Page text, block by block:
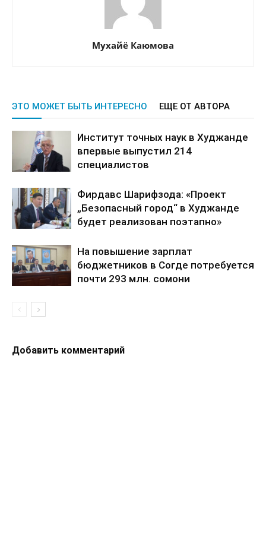
Мухайё Каюмова
ЭТО МОЖЕТ БЫТЬ ИНТЕРЕСНО ЕЩЕ ОТ АВТОРА
Институт точных наук в Худжанде
впервые выпустил 214
специалистов
Фирдавс Шарифзода: «Проект
„Безопасный город“ в Худжанде
будет реализован поэтапно»
На повышение зарплат
бюджетников в Согде потребуется
почти 293 млн. сомони
Добавить комментарий